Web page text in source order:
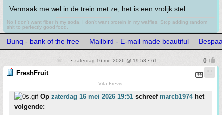
Vermaak me wel in de trein met ze, het is een vrolijk stel
No I don't want fiber in my soda. I don't want protein in my waffles. Stop adding random
shit to perfectly good food.
Bunq - bank of the free Mailbird - E-mail made beautiful
• zaterdag 16 mei 2026 @ 19:53 • 61
FreshFruit
Vita Brevis.
Op zaterdag 16 mei 2026 19:51 schreef marcb1974het
volgende: